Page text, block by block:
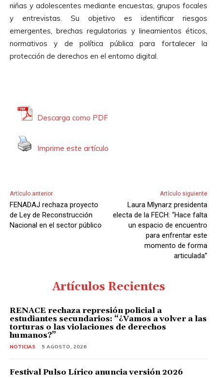
niñas y adolescentes mediante encuestas, grupos focales
y entrevistas. Su objetivo es identificar riesgos
emergentes, brechas regulatorias y lineamientos éticos,
normativos y de política pública para fortalecer la
protección de derechos en el entorno digital.
Descarga como PDF
Imprime este artículo
Artículo anterior
FENADAJ rechaza proyecto
de Ley de Reconstrucción
Nacional en el sector público
Artículo siguiente
Laura Mlynarz presidenta
electa de la FECH: “Hace falta
un espacio de encuentro
para enfrentar este
momento de forma
articulada”
Artículos Recientes
RENACE rechaza represión policial a
estudiantes secundarios: “¿Vamos a volver a las
torturas o las violaciones de derechos
humanos?”
NOTICIAS 5 AGOSTO, 2026
Festival Pulso Lírico anuncia versión 2026